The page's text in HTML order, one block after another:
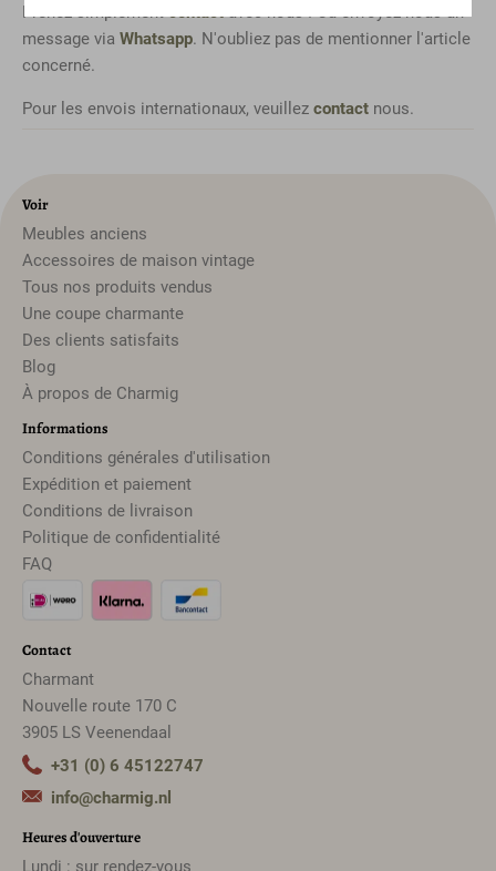
Prenez simplementcontactavec nous ! Ou envoyez-nous un
message via Whatsapp. N'oubliez pas de mentionner l'article
concerné.
Pour les envois internationaux, veuillez contact nous.
Voir
Meubles anciens
Accessoires de maison vintage
Tous nos produits vendus
Une coupe charmante
Des clients satisfaits
Blog
À propos de Charmig
Informations
Conditions générales d'utilisation
Expédition et paiement
Conditions de livraison
Politique de confidentialité
FAQ
Contact
Charmant
Nouvelle route 170 C
3905 LS Veenendaal
+31 (0) 6 45122747
info@charmig.nl
Heures d'ouverture
Lundi : sur rendez-vous